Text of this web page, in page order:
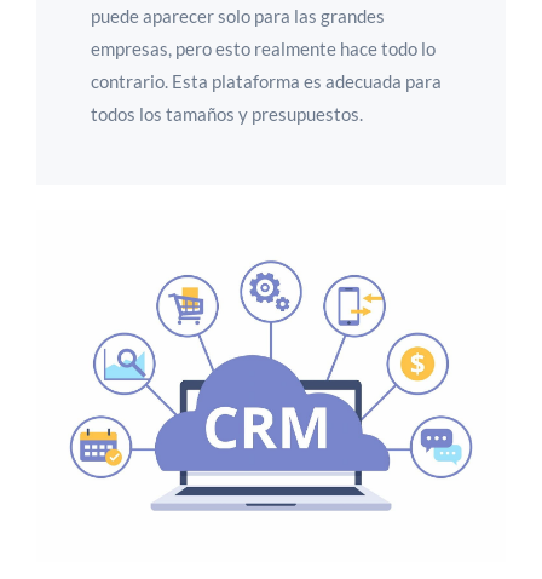
puede aparecer solo para las grandes
empresas, pero esto realmente hace todo lo
contrario. Esta plataforma es adecuada para
todos los tamaños y presupuestos.